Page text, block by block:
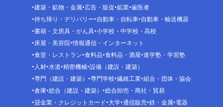
建築・鉱物・金属 広告・販促 鉱業 歯医者
持ち帰り・デリバリー 自動車・自転車 自動車・輸送機器
書籍・文房具・がん具 小学校・中学校・高校
床屋・美容院 情報通信・インターネット
食堂・レストラン 食料品 食料品・酒屋 進学塾・学習塾
人材 水道 精密機械 設備（建設・建築）
専門（建設・建築）
専門学校 繊維工業 組合・団体・協会
倉庫 総合（建設・建築）
総合卸売・商社・貿易
貸金業・クレジットカード 大学 通信販売 鉄・金属 電器